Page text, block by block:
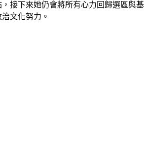
接下來她仍會將所有心力回歸選區與基
文化努力。